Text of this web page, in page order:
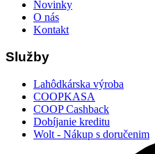
Novinky
O nás
Kontakt
Služby
Lahôdkárska výroba
COOPKASA
COOP Cashback
Dobíjanie kreditu
Wolt - Nákup s doručenim